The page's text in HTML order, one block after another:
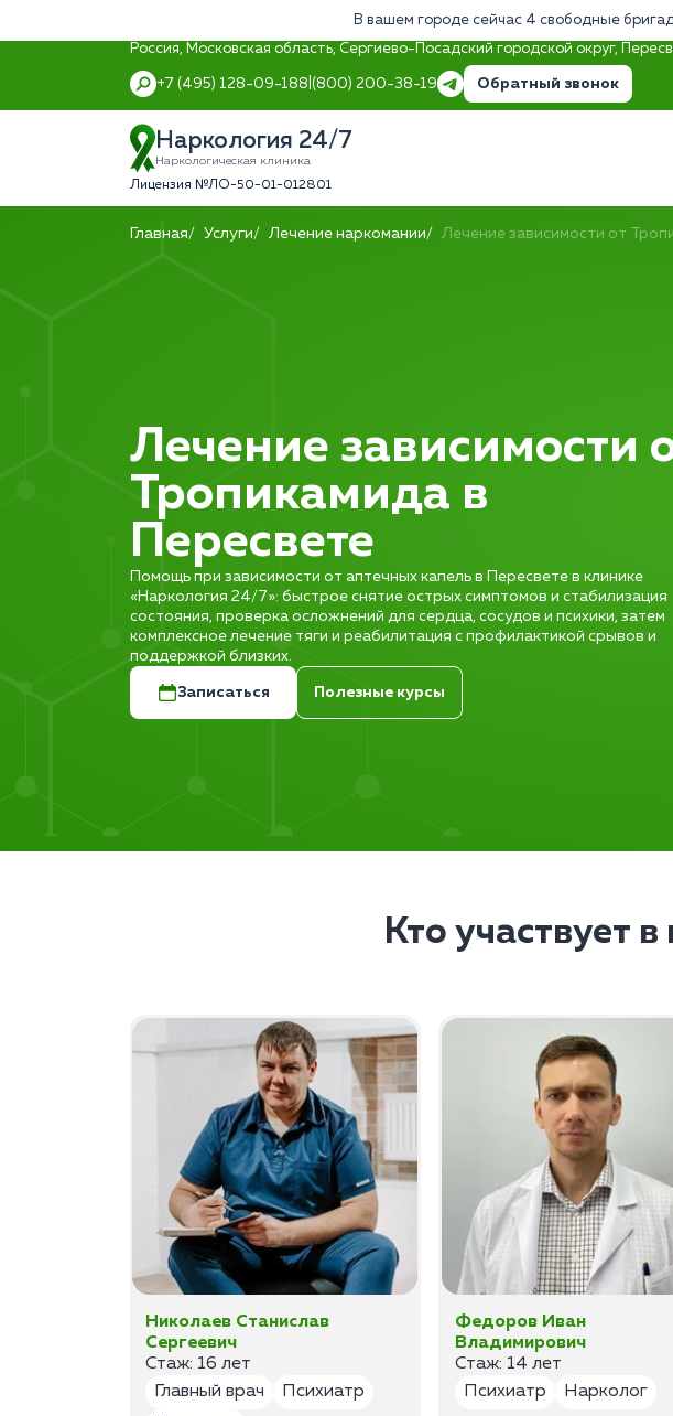
В вашем городе сейчас 4 свободные
Россия, Московская область, Сергиево-Посадский городской округ,
+7 (495) 128-09-188 (800) 200-38-19 Обратный звонок
Наркология 24/7
Наркологическая клиника
Лицензия №ЛО-50-01-012801
Главная Услуги Лечение наркомании Лечение зависимости от
Лечение зависимости
Тропикамида в
Пересвете
Помощь при зависимости от аптечных капель в Пересвете в клинике
«Наркология 24/7»: быстрое снятие острых симптомов и стабилизация
состояния, проверка осложнений для сердца, сосудов и психики, затем
комплексное лечение тяги и реабилитация с профилактикой срывов и
поддержкой близких.
Записаться Полезные курсы
Кто участвует
Николаев Станислав
Сергеевич
Стаж: 16 лет
Главный врач
Психиатр
Федоров Иван
Владимирович
Стаж: 14 лет
Психиатр
Нарколог